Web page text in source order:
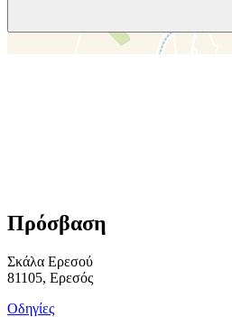
Πρόσβαση
Σκάλα Ερεσού
81105, Ερεσός
Οδηγίες